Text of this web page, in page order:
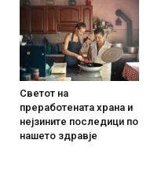
Светот на
преработената храна и
нејзините последици по
нашето здравје